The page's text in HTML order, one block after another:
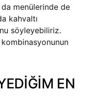
menülerinde de
kahvaltı
söyleyebiliriz.
EN